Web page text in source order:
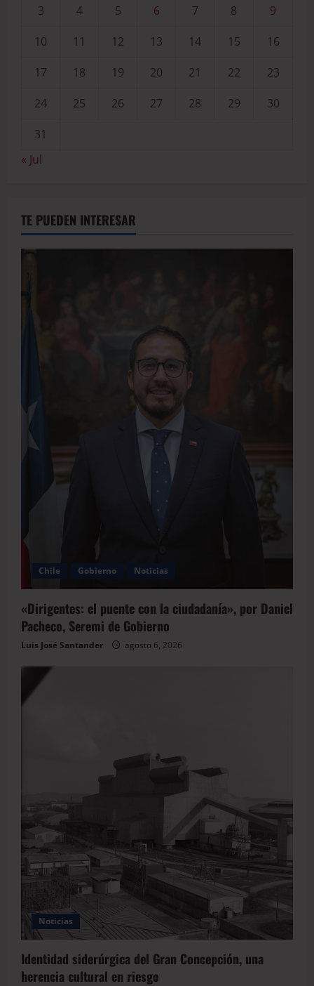
3 4 5 6 7 8
9
10
11 12 13 14 15
16
17
18 19 20 21 22
23
24
25 26 27 28 29
30
31
« Jul
TE PUEDEN INTERESAR
Chile Gobierno Noticias
«Dirigentes: el puente con la ciudadanía», por Daniel
Pacheco, Seremi de Gobierno
Luis José Santander agosto 6, 2026
Noticias
Identidad siderúrgica del Gran Concepción, una
herencia cultural en riesgo